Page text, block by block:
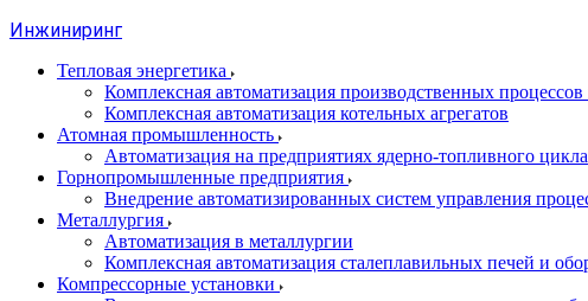
Инжиниринг
Тепловая энергетика
Комплексная автоматизация производственных процессов
Комплексная автоматизация котельных агрегатов
Атомная промышленность
Автоматизация на предприятиях ядерно-топливного цикла
Горнопромышленные предприятия
Внедрение автоматизированных систем управления
Металлургия
Автоматизация в металлургии
Комплексная автоматизация сталеплавильных печей и
Компрессорные установки